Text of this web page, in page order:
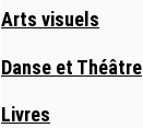
Arts visuels
Danse et Théâtre
Livres